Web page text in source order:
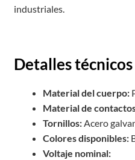
industriales.
Detalles técnicos
Material del cuerpo:
Material de
Tornillos:Acero
Colores disponibles:
Voltaje nominal: